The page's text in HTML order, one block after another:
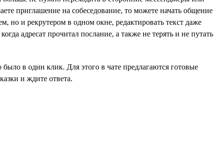
приглашение на собеседование, то можете начать общение
но и рекрутером в одном окне, редактировать текст даже
адресат прочитал послание, а также не терять и не путать
в один клик. Для этого в чате предлагаются готовые
и ждите ответа.